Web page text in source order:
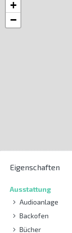
+
−
Eigenschaften
Ausstattung
Audioanlage
Backofen
Bücher